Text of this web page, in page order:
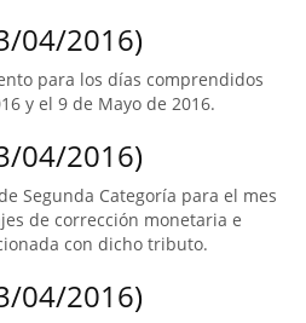
04/2016)
para los días comprendidos
y el 9 de Mayo de 2016.
04/2016)
Segunda Categoría para el mes
de corrección monetaria e
con dicho tributo.
04/2016)